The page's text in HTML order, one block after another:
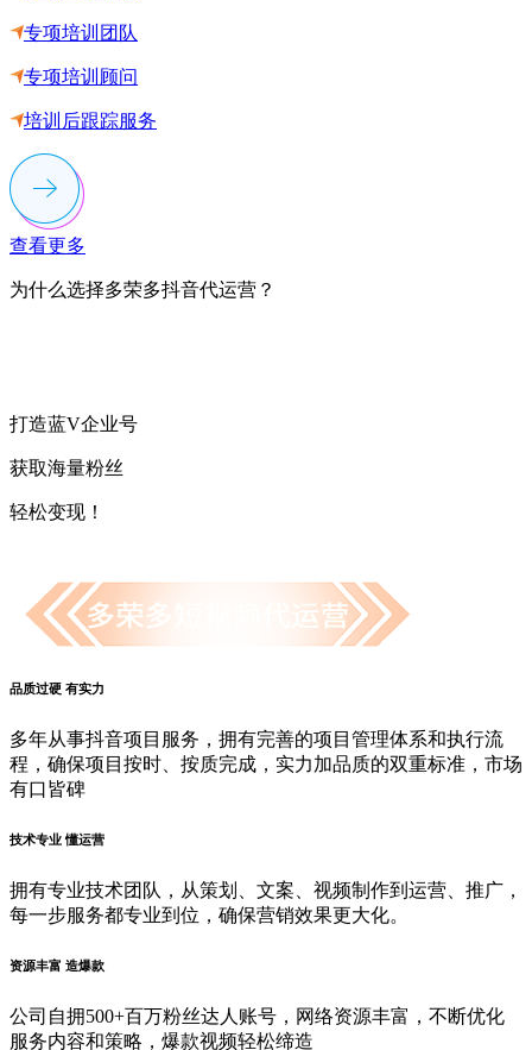
专项培训团队
专项培训顾问
培训后跟踪服务
查看更多
为什么选择多荣多抖音代运营？
打造蓝V企业号
获取海量粉丝
轻松变现！
品质过硬 有实力
多年从事抖音项目服务，拥有完善的项目管理体系和执行流
程，确保项目按时、按质完成，实力加品质的双重标准，市场
有口皆碑
技术专业 懂运营
拥有专业技术团队，从策划、文案、视频制作到运营、推广，
每一步服务都专业到位，确保营销效果更大化。
资源丰富 造爆款
公司自拥500+百万粉丝达人账号，网络资源丰富，不断优化
服务内容和策略，爆款视频轻松缔造